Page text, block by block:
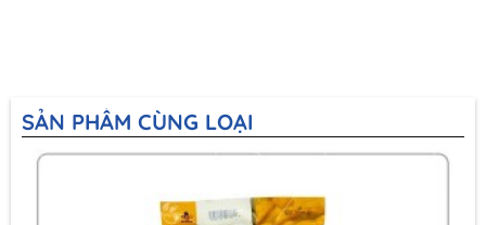
SẢN PHẨM CÙNG LOẠI